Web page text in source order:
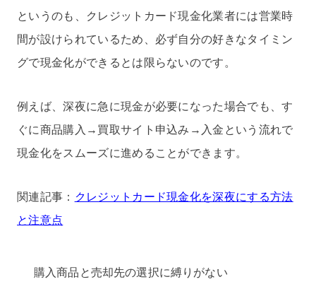
というのも、クレジットカード現金化業者には営業時
間が設けられているため、必ず自分の好きなタイミン
グで現金化ができるとは限らないのです。
例えば、深夜に急に現金が必要になった場合でも、す
ぐに商品購入→買取サイト申込み→入金という流れで
現金化をスムーズに進めることができます。
関連記事： クレジットカード現金化を深夜にする方法
と注意点
購入商品と売却先の選択に縛りがない